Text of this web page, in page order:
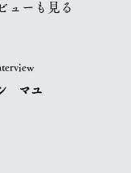
ューも見る
マユ